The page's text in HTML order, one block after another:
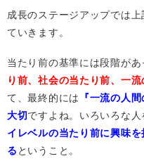
成長のステージアップでは
ていきます。
当たり前の基準には段階があ
り前、社会の当たり前、一
て、最終的には 『一流の人
大切ですよね。いろいろな
イレベルの当たり前に興味
る ということ。